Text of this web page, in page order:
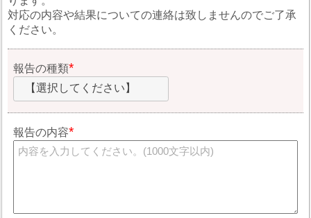
対応の内容や結果についての連絡は致しませんのでご了承
ください。
報告の種類
【選択してください】
報告の内容